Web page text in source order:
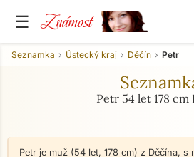
☰ Známost
Seznamka Ústecký kraj Děčín Petr
Petr 54 let 178 cm
Petr je muž (54 let, 178 cm) z Děčína, s